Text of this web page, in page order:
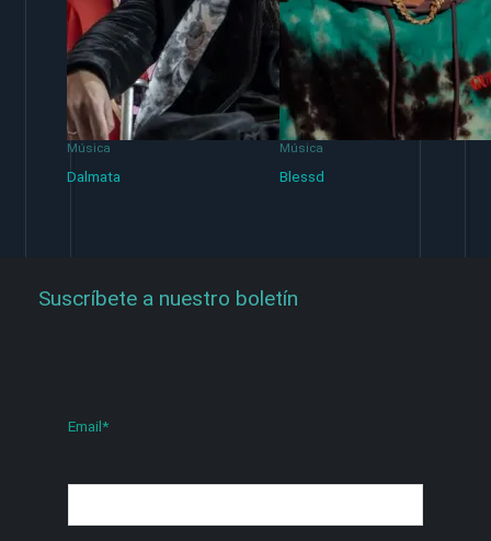
Música
Dalmata
Música
Blessd
Suscríbete a nuestro boletín
Email*